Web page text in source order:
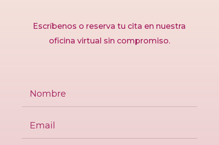
Escríbenos o reserva tu cita en nuestra
oficina virtual sin compromiso.